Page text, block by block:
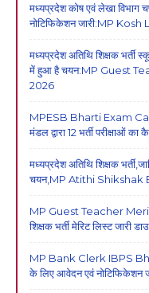
मध्यप्रदेश कोष एवं लेखा विभाग
नोटिफिकेशन जारी:MP
मध्यप्रदेश अतिथि शिक्षक भर्ती
में हुआ है चयन:MP Guest
2026
MPESB Bharti Exam
मंडल द्वारा 12 भर्ती परीक्षाओं का
मध्यप्रदेश अतिथि शिक्षक
चयन,MP Atithi
MP Guest Teacher
शिक्षक भर्ती मेरिट लिस्ट जारी
MP Bank Clerk IBPS
के लिए आवेदन एवं नोटिफिकेशन